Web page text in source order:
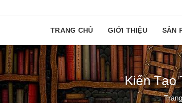
TRANG CHỦ GIỚI THIỆU SẢN
Kiến Tạo